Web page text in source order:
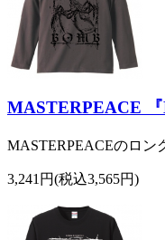
MASTERPEACE
MASTERPEACEのロン
3,241円(税込3,565円)